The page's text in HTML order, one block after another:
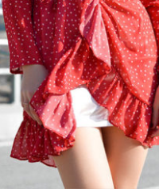
Spring Dotted Dress